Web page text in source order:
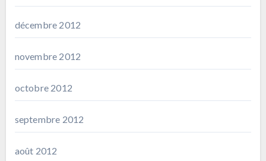
décembre 2012
novembre 2012
octobre 2012
septembre 2012
août 2012